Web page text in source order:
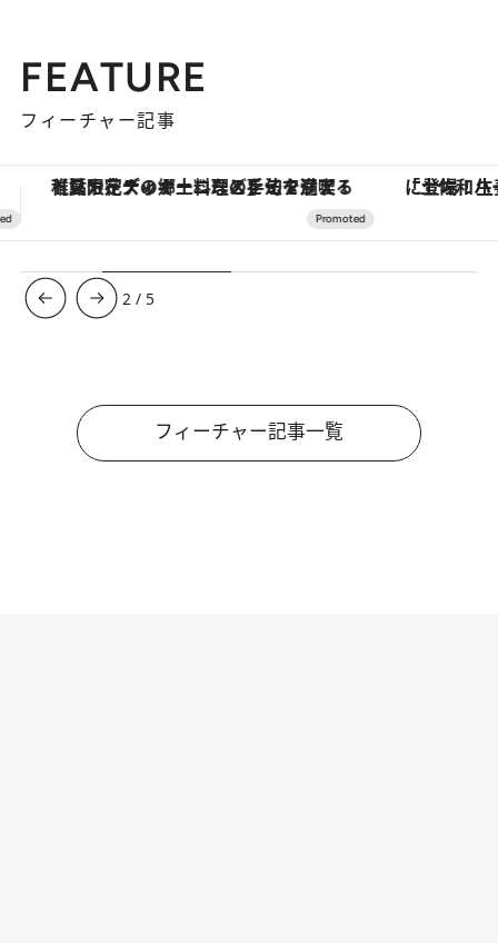
FEATURE
フィーチャー記事
「土佐和ハーブかき氷」がOMO7高知に登場！生姜、山椒、大葉など目にも舌にも涼を呼ぶ郷土の味
3 / 5
フィーチャー記事一覧